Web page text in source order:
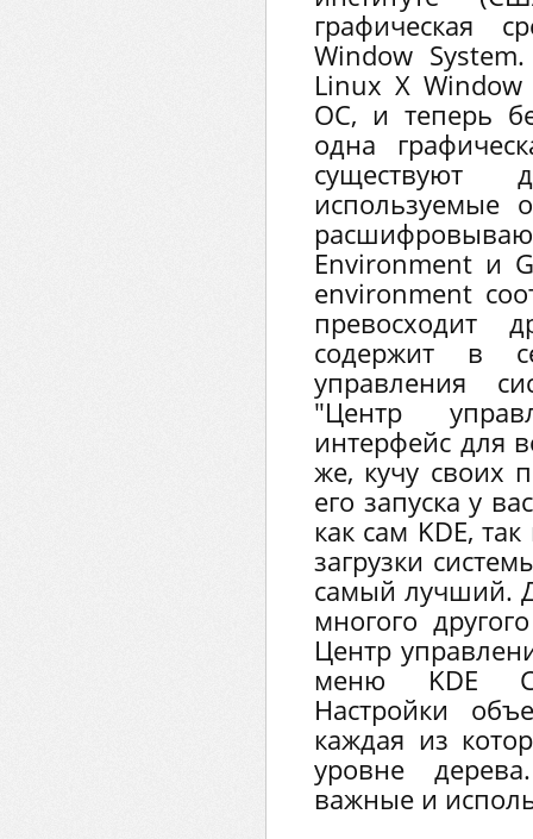
графическая
Window
Linux X
ОС, и теперь
одна
существуют
используемые
Environment и
environment
превосходит
содержит в
управления
"Центр
интерфейс для
же, кучу своих
его запуска у
как сам KDE,
загрузки
самый лучший.
многого
Центр
меню KDE
Настройки
каждая из
уровне
важные и